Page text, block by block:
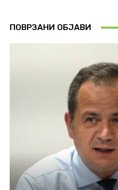
ПОВРЗАНИ ОБЈАВИ